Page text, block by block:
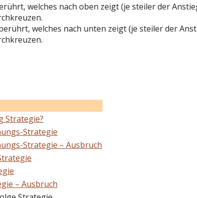
welches nach oben zeigt (je steiler der
welches nach unten zeigt (je steiler der
Strategie?
Strategie
Strategie – Ausbruch
– Ausbruch